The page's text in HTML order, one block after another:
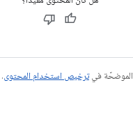
الموضحّة فيترخيص استخدام المحتوى